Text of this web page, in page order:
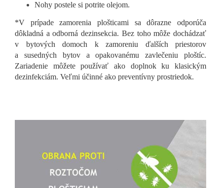
Nohy postele si potrite olejom.
*V prípade zamorenia plošticami sa dôrazne odporúča
dôkladná a odborná dezinsekcia. Bez toho môže dochádzať
v bytových domoch k zamoreniu ďalších priestorov
a susedných bytov a opakovanému zavlečeniu ploštíc.
Zariadenie môžete používať ako doplnok ku klasickým
dezinfekciám. Veľmi účinné ako preventívny prostriedok.